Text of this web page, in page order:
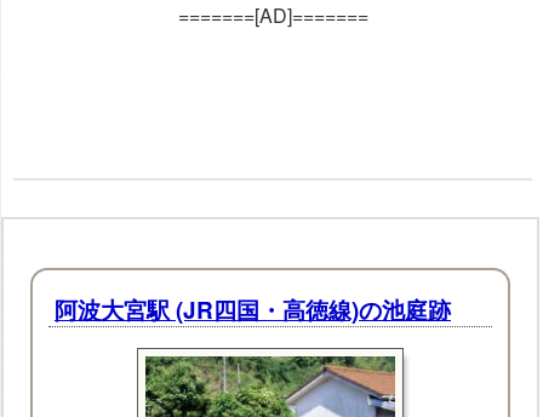
=======[AD]=======
阿波大宮駅 (JR四国・高徳線)の池庭跡